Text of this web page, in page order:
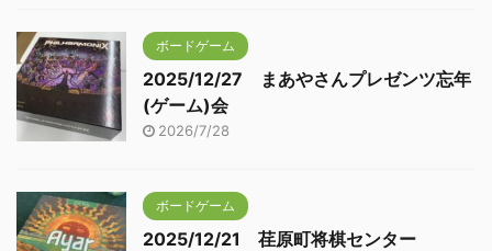
ボードゲーム
2025/12/27 まあやさんプレゼンツ忘年
(ゲーム)会
2026/7/28
ボードゲーム
2025/12/21 荏原町将棋センター